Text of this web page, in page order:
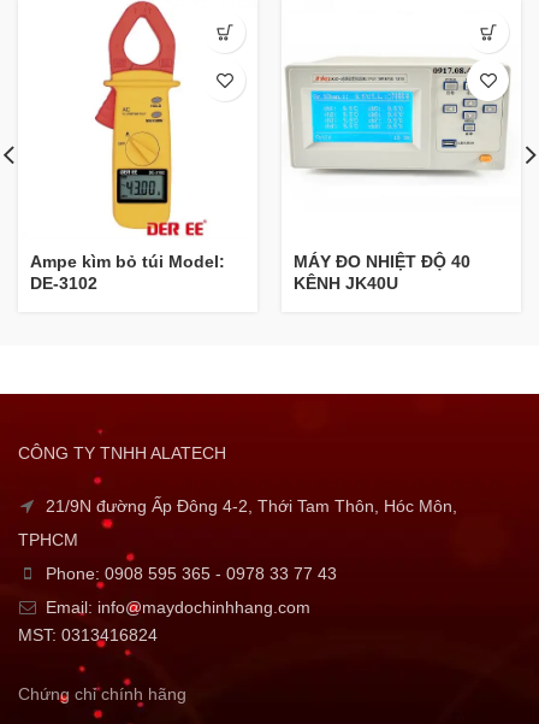
Ampe kìm bỏ túi Model:
DE-3102
MÁY ĐO NHIỆT ĐỘ 40
KÊNH JK40U
CÔNG TY TNHH ALATECH
21/9N đường Ấp Đông 4-2, Thới Tam Thôn, Hóc Môn,
TPHCM
Phone: 0908 595 365 - 0978 33 77 43
Email: info@maydochinhhang.com
MST: 0313416824
Chứng chỉ chính hãng